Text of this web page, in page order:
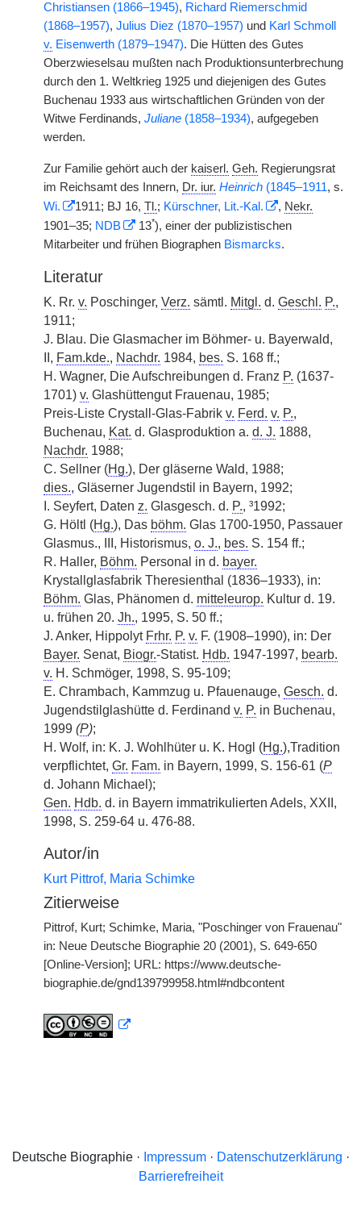
Christiansen (1866–1945), Richard Riemerschmid
(1868–1957), Julius Diez (1870–1957) und Karl Schmoll
v. Eisenwerth (1879–1947). Die Hütten des Gutes
Oberzwieselsau mußten nach Produktionsunterbrechung
durch den 1. Weltkrieg 1925 und diejenigen des Gutes
Buchenau 1933 aus wirtschaftlichen Gründen von der
Witwe Ferdinands, Juliane (1858–1934), aufgegeben
werden.
Zur Familie gehört auch der kaiserl. Geh. Regierungsrat
im Reichsamt des Innern, Dr. iur. Heinrich (1845–1911, s.
Wi.
1911; BJ 16, Tl.; Kürschner, Lit.-Kal. , Nekr.
1901–35; NDB 13*), einer der publizistischen
Mitarbeiter und frühen Biographen Bismarcks.
Literatur
K. Rr. v. Poschinger, Verz. sämtl. Mitgl. d. Geschl. P.,
1911;
J. Blau. Die Glasmacher im Böhmer- u. Bayerwald,
II, Fam.kde., Nachdr. 1984, bes. S. 168 ff.;
H. Wagner, Die Aufschreibungen d. Franz P. (1637-
1701) v. Glashüttengut Frauenau, 1985;
Preis-Liste Crystall-Glas-Fabrik v. Ferd. v. P.,
Buchenau, Kat. d. Glasproduktion a. d. J. 1888,
Nachdr. 1988;
C. Sellner (Hg.), Der gläserne Wald, 1988;
dies., Gläserner Jugendstil in Bayern, 1992;
I. Seyfert, Daten z. Glasgesch. d. P., ³1992;
G. Höltl (Hg.), Das böhm. Glas 1700-1950, Passauer
Glasmus., III, Historismus, o. J., bes. S. 154 ff.;
R. Haller, Böhm. Personal in d. bayer.
Krystallglasfabrik Theresienthal (1836–1933), in:
Böhm. Glas, Phänomen d. mitteleurop. Kultur d. 19.
u. frühen 20. Jh., 1995, S. 50 ff.;
J. Anker, Hippolyt Frhr. P. v. F. (1908–1990), in: Der
Bayer. Senat, Biogr.-Statist. Hdb. 1947-1997, bearb.
v. H. Schmöger, 1998, S. 95-109;
E. Chrambach, Kammzug u. Pfauenauge, Gesch. d.
Jugendstilglashütte d. Ferdinand v. P. in Buchenau,
1999 (P);
H. Wolf, in: K. J. Wohlhüter u. K. Hogl (Hg.),Tradition
verpflichtet, Gr. Fam. in Bayern, 1999, S. 156-61 (P
d. Johann Michael);
Gen. Hdb. d. in Bayern immatrikulierten Adels, XXII,
1998, S. 259-64 u. 476-88.
Autor/in
Kurt Pittrof, Maria Schimke
Zitierweise
Pittrof, Kurt; Schimke, Maria, "Poschinger von Frauenau"
in: Neue Deutsche Biographie 20 (2001), S. 649-650
[Online-Version]; URL: https://www.deutsche-
biographie.de/gnd139799958.html#ndbcontent
Deutsche Biographie · Impressum· Datenschutzerklärung ·
Barrierefreiheit